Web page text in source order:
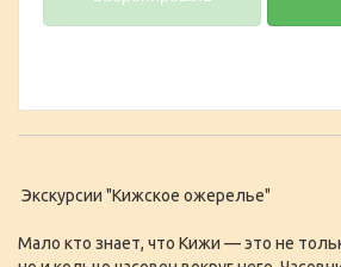
Экскурсии "Кижское ожерелье"
Мало кто знает, что Кижи — это не